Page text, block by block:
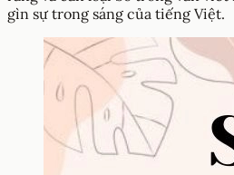
gìn sự trong sáng của tiếng Việt.